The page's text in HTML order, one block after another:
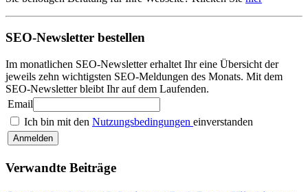
SEO-Newsletter bestellen
Im monatlichen SEO-Newsletter erhaltet Ihr eine Übersicht der
jeweils zehn wichtigsten SEO-Meldungen des Monats. Mit dem
SEO-Newsletter bleibt Ihr auf dem Laufenden.
Email
Ich bin mit den Nutzungsbedingungen einverstanden
Verwandte Beiträge